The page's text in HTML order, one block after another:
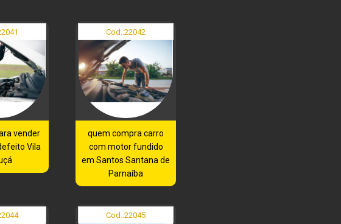
vender
Vila
Cod.:22042
quem compra carro
com motor fundido
em Santos Santana de
Parnaíba
Cod.:22045